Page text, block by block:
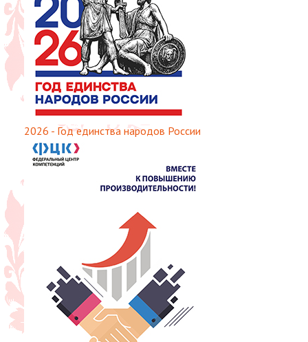
2026 - Год единства народов России